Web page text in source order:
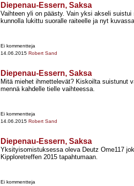
Diepenau-Essern, Saksa
Vaihteen yli on päästy. Vain yksi akseli suistui
kunnolla lukittu suoralle raiteelle ja nyt
Ei kommentteja
14.06.2015 Robert Sand
Diepenau-Essern, Saksa
Mitä miehet ihmettelevät? Kiskoilta suistunut
mennä kahdelle tielle vaihteessa.
Ei kommentteja
14.06.2015 Robert Sand
Diepenau-Essern, Saksa
Yksityisomistuksessa oleva Deutz Ome117
Kipploretreffen 2015 tapahtumaan.
Ei kommentteja